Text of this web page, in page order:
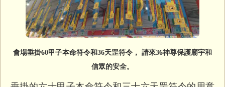
會場垂掛60甲子本命符令和36天罡符令， 請來36神尊保護廟宇和
信眾的安全。